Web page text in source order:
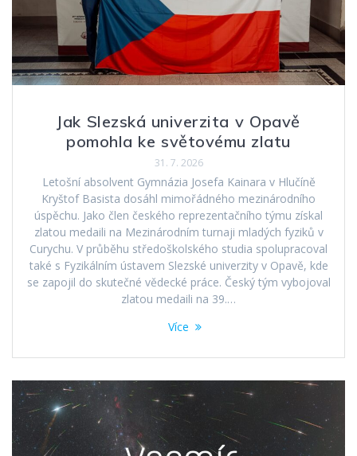
Jak Slezská univerzita v Opavě
pomohla ke světovému zlatu
31. 7. 2026
Letošní absolvent Gymnázia Josefa Kainara v Hlučíně
Kryštof Basista dosáhl mimořádného mezinárodního
úspěchu. Jako člen českého reprezentačního týmu získal
zlatou medaili na Mezinárodním turnaji mladých fyziků v
Curychu. V průběhu středoškolského studia spolupracoval
také s Fyzikálním ústavem Slezské univerzity v Opavě, kde
se zapojil do skutečné vědecké práce. Český tým vybojoval
zlatou medaili na 39.…
Více